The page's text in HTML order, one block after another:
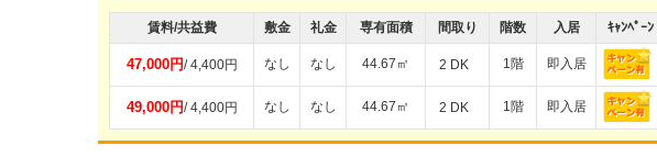
賃料/共益費 敷金 礼金 専有面積 間取り 階数 入居 ｷｬﾝﾍﾟｰﾝ
47,000円/ 4,400円 なし なし 44.67㎡ 2 DK 1階 即入居
49,000円/ 4,400円 なし なし 44.67㎡ 2 DK 1階 即入居